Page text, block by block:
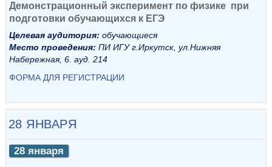
Демонстрационный эксперимент по физике при
подготовки обучающихся к ЕГЭ
Целевая аудитория: обучающиеся
Место проведения: ПИ ИГУ г.Иркутск, ул.Нижняя
Набережная, 6. ауд. 214
ФОРМА ДЛЯ РЕГИСТРАЦИИ
28 ЯНВАРЯ
28 января